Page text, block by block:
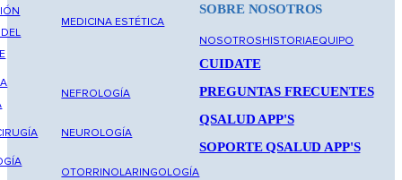
MEDICINA ESTÉTICA
NEFROLOGÍA
NEUROLOGÍA
OTORRINOLARINGOLOGÍA
SOBRE NOSOTROS
NOSOTROSHISTORIAEQUIPO
CUIDATE
PREGUNTAS FRECUENTES
QSALUD APP'S
SOPORTE QSALUD APP'S